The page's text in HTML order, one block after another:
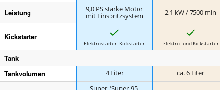
Leistung
9,0 PS starke Motor
mit Einspritzsystem
2,1 kW / 7500 min
Kickstarter
Elektrostarter, Kickstarter Elektro- und Kickstarter
Tank
Tankvolumen
4 Liter ca. 6 Liter